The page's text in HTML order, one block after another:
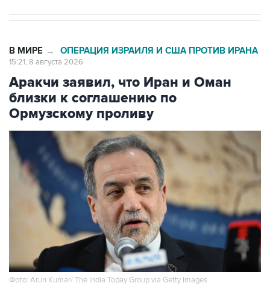
В МИРЕ → ОПЕРАЦИЯ ИЗРАИЛЯ И США ПРОТИВ ИРАНА
15:21, 8 августа 2026
Аракчи заявил, что Иран и Оман
близки к соглашению по
Ормузскому проливу
Фото: Arun Kumar/ The India Today Group via Getty Images